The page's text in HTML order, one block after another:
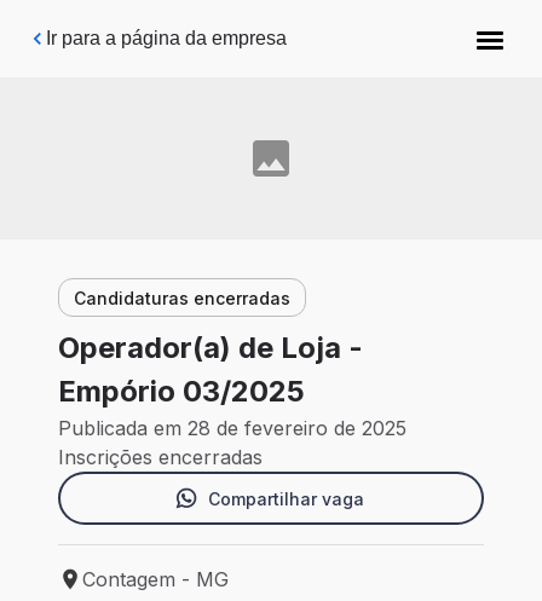
Pular para o conteúdo principal
Ir para a página da empresa
Candidaturas encerradas
Operador(a) de Loja -
Empório 03/2025
Publicada em 28 de fevereiro de 2025
Inscrições encerradas
Compartilhar vaga
Local de trabalho: Contagem - MG
Contagem - MG